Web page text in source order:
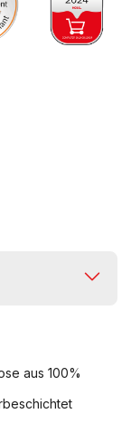
aus 100%